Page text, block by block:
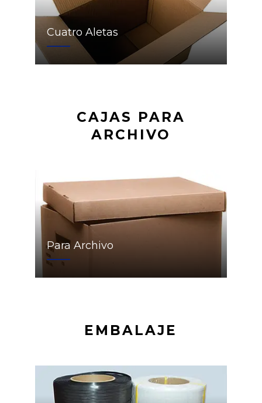
Cuatro Aletas
CAJAS PARA
ARCHIVO
Para Archivo
EMBALAJE